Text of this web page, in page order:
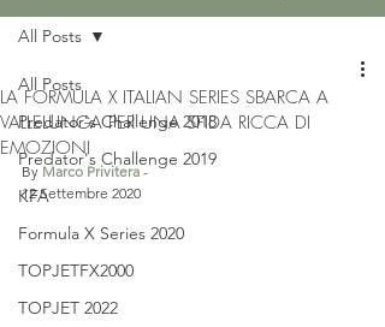
All Posts
Predator's Challenge 2018
Predator's Challenge 2019
KFA
Formula X Series 2020
TOPJETFX2000
TOPJET 2022
All Posts
LA FORMULA X ITALIAN SERIES SBARCA A
VALLELUNGA PER UNA SFIDA RICCA DI
EMOZIONI
By Marco Privitera -
12 Settembre 2020